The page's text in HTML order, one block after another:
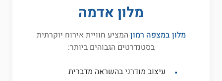
מלון אדמה
מלון במצפה רמוןהמציע חוויית אירוח יוקרתית
בסטנדרטים הגבוהים ביותר:
עיצוב מודרני בהשראה מדברית